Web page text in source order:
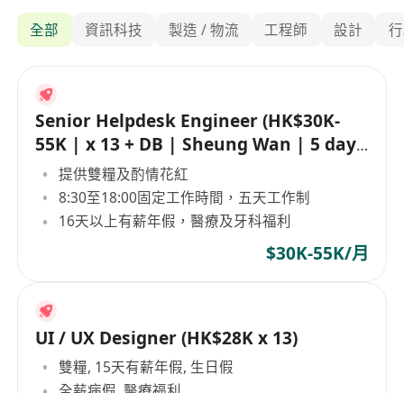
全部 資訊科技 製造 / 物流 工程師 設計
Senior Helpdesk Engineer (HK$30K-
55K | x 13 + DB | Sheung Wan | 5 day
work)
提供雙糧及酌情花紅
8:30至18:00固定工作時間，五天工作制
16天以上有薪年假，醫療及牙科福利
$30K-55K/月
UI / UX Designer (HK$28K x 13)
雙糧, 15天有薪年假, 生日假